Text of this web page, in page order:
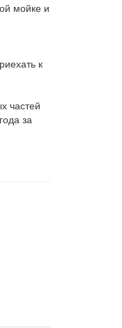
мойке и
к
частей
за